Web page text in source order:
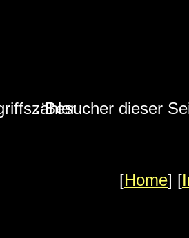
.Besucher dieser
[Home] [